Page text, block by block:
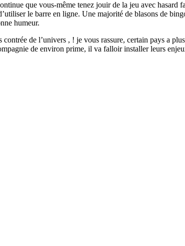
que vous-même tenez jouir de la jeu avec hasard
le barre en ligne. Une majorité de blasons de
humeur.
de l’univers , ! je vous rassure, certain pays a
de environ prime, il va falloir installer leurs